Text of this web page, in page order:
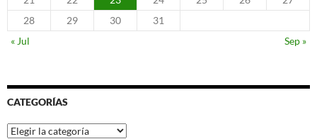
28
29 30
31
« Jul
Sep »
CATEGORÍAS
Categorías